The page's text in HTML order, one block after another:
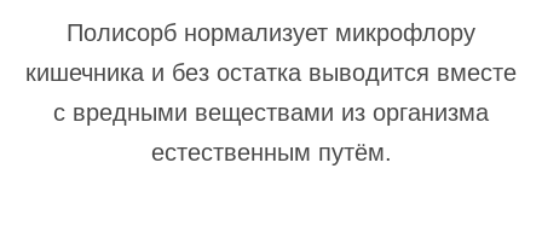
Полисорб нормализует микрофлору
кишечника и без остатка выводится вместе
с вредными веществами из организма
естественным путём.